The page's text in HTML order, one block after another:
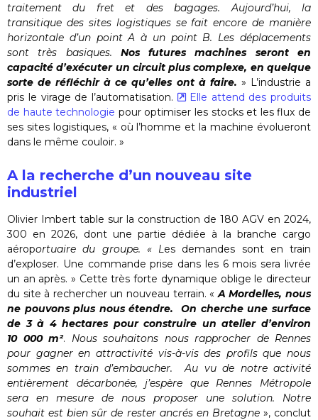
traitement du fret et des bagages. Aujourd’hui, la
transitique des sites logistiques se fait encore de manière
horizontale d’un point A à un point B. Les déplacements
sont très basiques. Nos futures machines seront en
capacité d’exécuter un circuit plus complexe, en quelque
sorte de réfléchir à ce qu’elles ont à faire. » L’industrie a
pris le virage de l’automatisation.
Elle attend des produits
de haute technologie pour optimiser les stocks et les flux de
ses sites logistiques, « où l’homme et la machine évolueront
dans le même couloir. »
A la recherche d’un nouveau site
industriel
Olivier Imbert table sur la construction de 180 AGV en 2024,
300 en 2026, dont une partie dédiée à la branche cargo
aéroportuaire du groupe. « Les demandes sont en train
d’exploser. Une commande prise dans les 6 mois sera livrée
un an après. » Cette très forte dynamique oblige le directeur
du site à rechercher un nouveau terrain. «A Mordelles, nous
ne pouvons plus nous étendre. On cherche une surface
de 3 à 4 hectares pour construire un atelier d’environ
10 000 m². Nous souhaitons nous rapprocher de Rennes
pour gagner en attractivité vis-à-vis des profils que nous
sommes en train d’embaucher. Au vu de notre activité
entièrement décarbonée, j’espère que Rennes Métropole
sera en mesure de nous proposer une solution. Notre
souhait est bien sûr de rester ancrés en Bretagne », conclut